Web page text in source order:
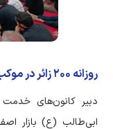
روزانه ۲۰۰ زائر در موکب رضوی اصفهان اسکان داده می شوند
دبیر کانون‌های